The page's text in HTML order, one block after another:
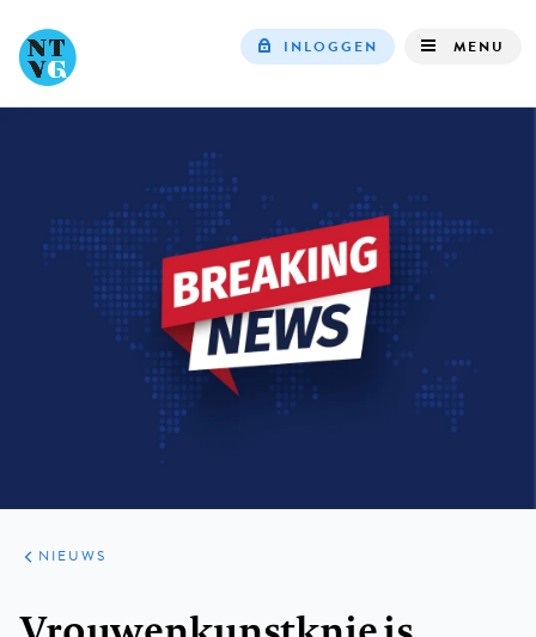
INLOGGEN MENU
ARTIKELEN
HET
KORT
NIEUWS